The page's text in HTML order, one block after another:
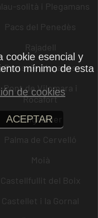
solità i Plegamans
Pacs del Penedès
Rajadell
Prats de Lluçanès
Pont de Vilomara i
Rocafort
Puigdàlber
Palma de Cervelló
Moià
Castellfullit del Boix
Castellet i la Gornal
cookie esencial y
mínimo de esta
de cookies
ACEPTAR